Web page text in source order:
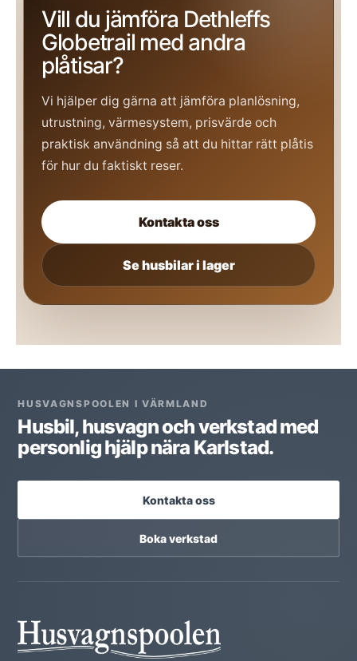
Vill du jämföra Dethleffs
Globetrail med andra
plåtisar?
Vi hjälper dig gärna att jämföra planlösning,
utrustning, värmesystem, prisvärde och
praktisk användning så att du hittar rätt plåtis
för hur du faktiskt reser.
Kontakta oss
Se husbilar i lager
HUSVAGNSPOOLEN I VÄRMLAND
Husbil, husvagn och verkstad med
personlig hjälp nära Karlstad.
Kontakta oss
Boka verkstad